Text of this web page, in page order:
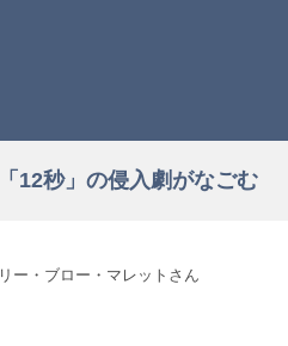
12秒」の侵入劇がなごむ
ー・ブロー・マレットさん